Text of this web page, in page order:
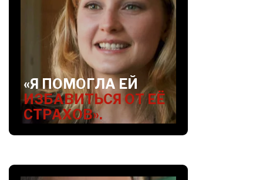
«Я ПОМОГЛА ЕЙ
ИЗБАВИТЬСЯ ОТ ЕЁ
СТРАХОВ».